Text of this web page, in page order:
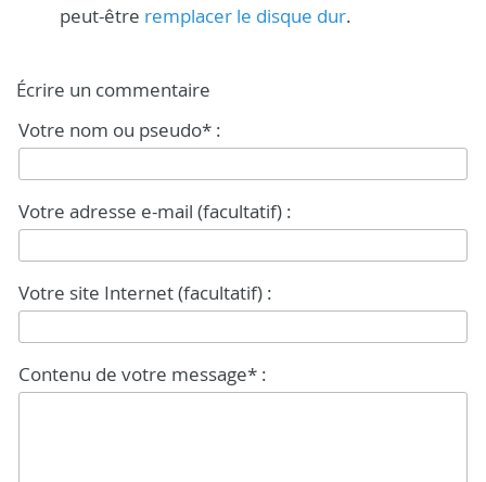
peut-être remplacer le disque dur.
Écrire un commentaire
Votre nom ou pseudo* :
Votre adresse e-mail (facultatif) :
Votre site Internet (facultatif) :
Contenu de votre message* :